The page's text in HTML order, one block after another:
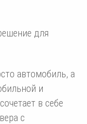
для
автомобиль, а
и
в себе
с